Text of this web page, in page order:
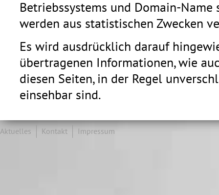
Betriebssystems und Domain-
werden aus statistischen Zwecken
Es wird ausdrücklich darauf
übertragenen Informationen, wie
diesen Seiten, in der Regel
einsehbar sind.
Aktuelles Kontakt Impressum